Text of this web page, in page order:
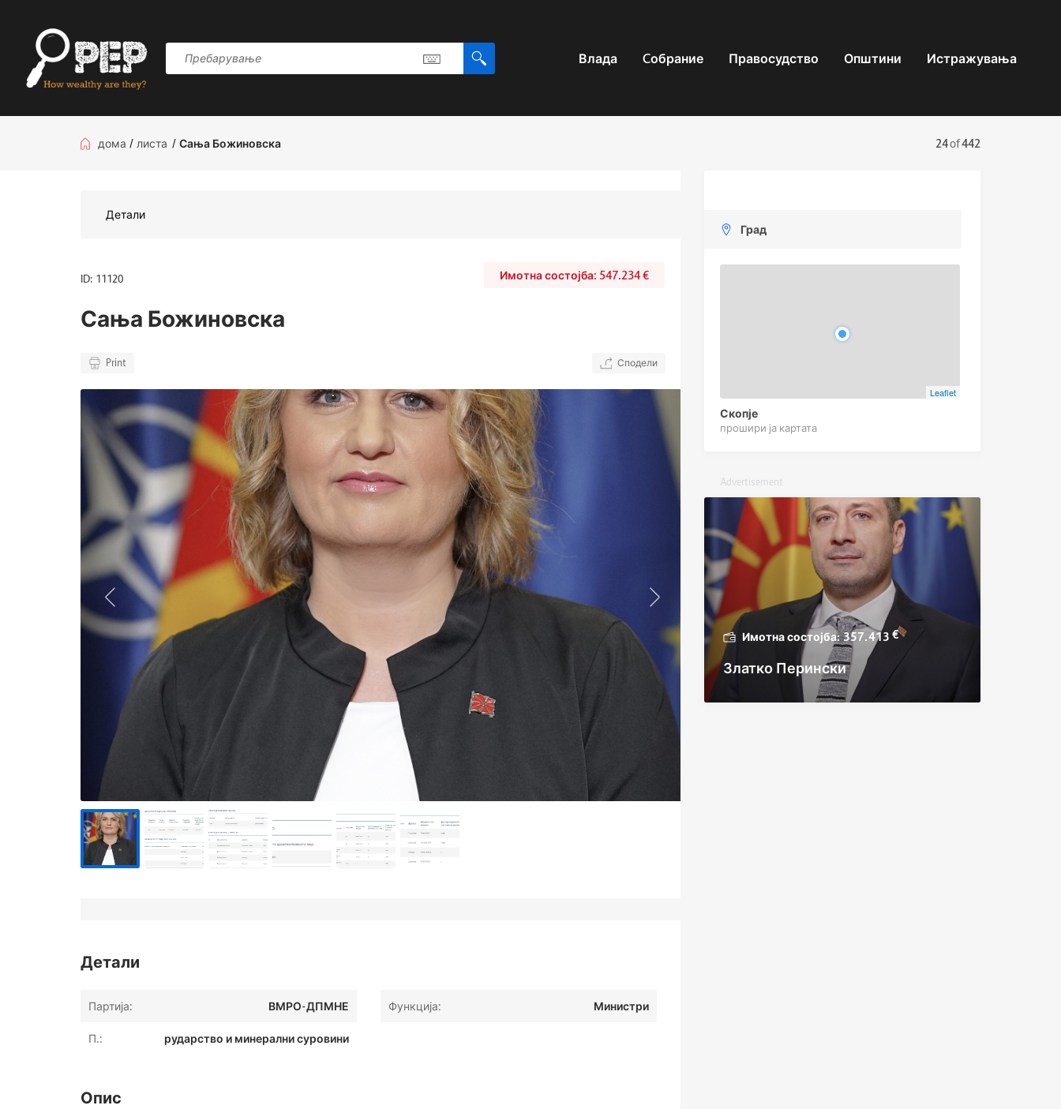
Влада Cобрание Правосудство Општини Истражувања
дома / листа / Сања Божиновска 24of442
Детали
ID: 11120 547.234€
Сања Божиновска
Print Сподели
Детали
Партија: ВМРО-ДПМНЕ Функција: Министри
П.: рударство и минерални суровини
Опис
Град
Leaflet
Скопје
прошири ја картата
Advertisement
357.413 €
Златко Перински